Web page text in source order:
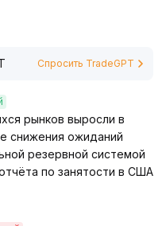
– не стоит
Спросить TradeGPT
рынков выросли в
снижения ожиданий
резервной системой
по занятости в США